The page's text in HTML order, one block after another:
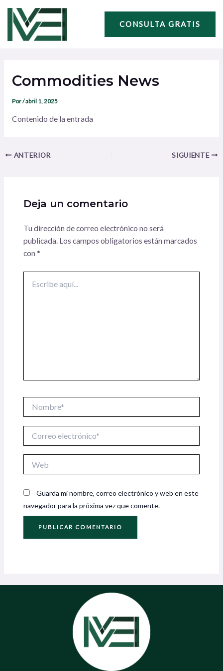
contenido
CONSULTA GRATIS
Commodities News
Por/abril 1, 2025
Contenido de la entrada
entradas
ANTERIOR SIGUIENTE
Deja un comentario
Tu dirección de correo electrónico no será
publicada. Los campos obligatorios están marcados
con *
aquí...
electrónico*
Guarda mi nombre, correo electrónico y web en este
navegador para la próxima vez que comente.